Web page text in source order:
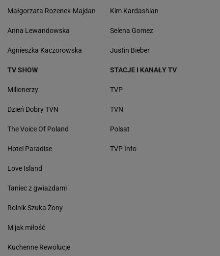
Małgorzata Rozenek-Majdan
Anna Lewandowska
Agnieszka Kaczorowska
Kim Kardashian
Selena Gomez
Justin Bieber
TV SHOW
Milionerzy
Dzień Dobry TVN
The Voice Of Poland
Hotel Paradise
Love Island
Taniec z gwiazdami
Rolnik Szuka Żony
M jak miłość
Kuchenne Rewolucje
STACJE I KANAŁY TV
TVP
TVN
Polsat
TVP Info